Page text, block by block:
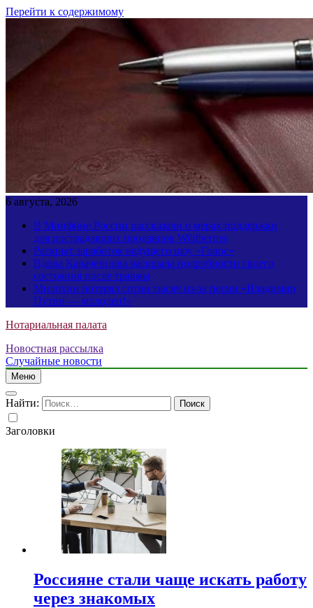
Перейти к содержимому
6 августа, 2026
В Минфине России рассказали о мерах поддержки
для пострадавших продавцов Wildberries
Раскрыт заработок ведущего шоу «Голос»
Вдова Караченцова раскрыла подробности своего
состояния после травмы
Милохин потерял сотни тысяч из-за песни «Владимир
Путин — молодец!»
Нотариальная палата
Новостная рассылка
Случайные новости
Меню
Найти:
Заголовки
Россияне стали чаще искать работу
через знакомых